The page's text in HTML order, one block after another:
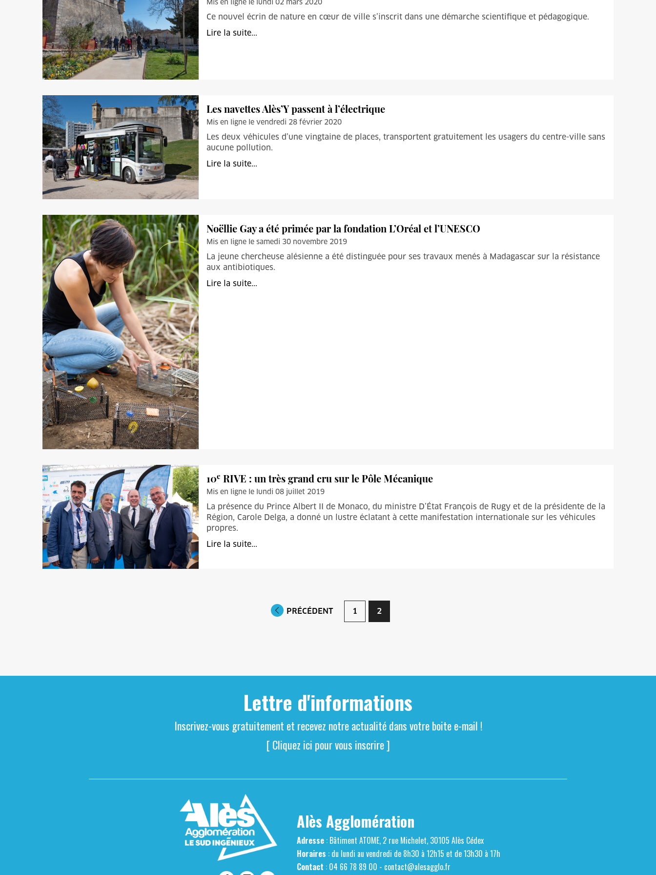
Mis en ligne le lundi 02 mars 2020
Ce nouvel écrin de nature en cœur de ville s’inscrit dans une démarche scientifique et pédagogique.
Lire la suite...
Les navettes Alès’Y passent à l’électrique
Mis en ligne le vendredi 28 février 2020
Les deux véhicules d’une vingtaine de places, transportent gratuitement les usagers du centre-ville sans
aucune pollution.
Lire la suite...
Noëllie Gay a été primée par la fondation L’Oréal et l’UNESCO
Mis en ligne le samedi 30 novembre 2019
La jeune chercheuse alésienne a été distinguée pour ses travaux menés à Madagascar sur la résistance
aux antibiotiques.
Lire la suite...
10e RIVE : un très grand cru sur le Pôle Mécanique
Mis en ligne le lundi 08 juillet 2019
La présence du Prince Albert II de Monaco, du ministre D’État François de Rugy et de la présidente de la
Région, Carole Delga, a donné un lustre éclatant à cette manifestation internationale sur les véhicules
propres.
Lire la suite...
PRÉCÉDENT 1 2
Lettre d'informations
Inscrivez-vous gratuitement et recevez notre actualité dans votre boite e-mail !
[ Cliquez ici pour vous inscrire ]
Alès Agglomération
Adresse: Bâtiment ATOME, 2 rue Michelet, 30105 Alès Cédex
Horaires : du lundi au vendredi de 8h30 à 12h15 et de 13h30 à 17h
Contact : 04 66 78 89 00 - contact@alesagglo.fr